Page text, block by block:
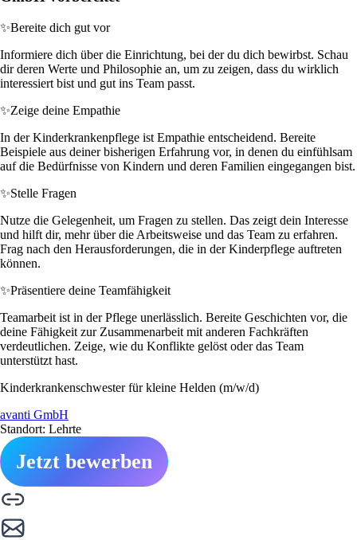
✨Bereite dich gut vor
Informiere dich über die Einrichtung, bei der du dich bewirbst. Schau
dir deren Werte und Philosophie an, um zu zeigen, dass du wirklich
interessiert bist und gut ins Team passt.
✨Zeige deine Empathie
In der Kinderkrankenpflege ist Empathie entscheidend. Bereite
Beispiele aus deiner bisherigen Erfahrung vor, in denen du einfühlsam
auf die Bedürfnisse von Kindern und deren Familien eingegangen bist.
✨Stelle Fragen
Nutze die Gelegenheit, um Fragen zu stellen. Das zeigt dein Interesse
und hilft dir, mehr über die Arbeitsweise und das Team zu erfahren.
Frag nach den Herausforderungen, die in der Kinderpflege auftreten
können.
✨Präsentiere deine Teamfähigkeit
Teamarbeit ist in der Pflege unerlässlich. Bereite Geschichten vor, die
deine Fähigkeit zur Zusammenarbeit mit anderen Fachkräften
verdeutlichen. Zeige, wie du Konflikte gelöst oder das Team
unterstützt hast.
Kinderkrankenschwester für kleine Helden (m/w/d)
avanti GmbH
Standort: Lehrte
Jetzt bewerben